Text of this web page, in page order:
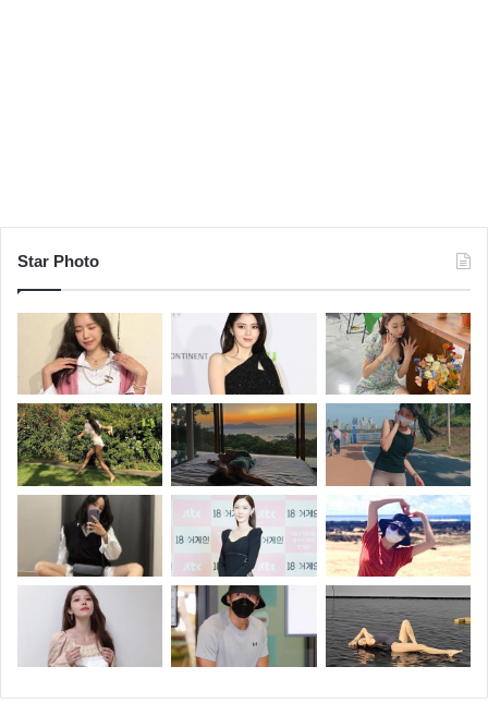
복면가왕 김예원 복면가왕 보헤미안
복면가왕 음악대장 6연승
복면가왕 투표하세요
Star Photo